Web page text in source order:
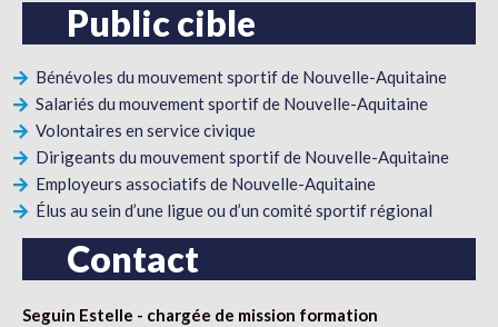
Public cible
Bénévoles du mouvement sportif de Nouvelle-Aquitaine
Salariés du mouvement sportif de Nouvelle-Aquitaine
Volontaires en service civique
Dirigeants du mouvement sportif de Nouvelle-Aquitaine
Employeurs associatifs de Nouvelle-Aquitaine
Élus au sein d’une ligue ou d’un comité sportif régional
Contact
Seguin Estelle - chargée de mission formation